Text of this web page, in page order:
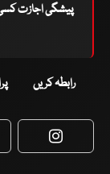
پیشگی اجازت
رابطہ کریں